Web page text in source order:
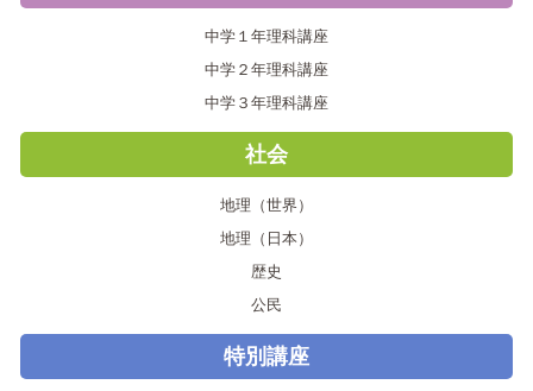
おう！素因数分解と因数分解はちがいます！！
【中１】物質の分類のしかたには、有機物・無
【中１】Is this ～ ? 「これは～ですか。」と
Is that ～ ? 「あれは～ですか。」を学習！
【中２】発熱反応と吸熱反応は身近な例で確
認！質量保存の法則など重要事項が目白押し！！
2019.06.13【中３】塩化銅と塩酸の電気分解！電解質と非
中学１年理科講座
中学２年理科講座
中学３年理科講座
社会
地理（世界）
地理（日本）
歴史
公民
特別講座